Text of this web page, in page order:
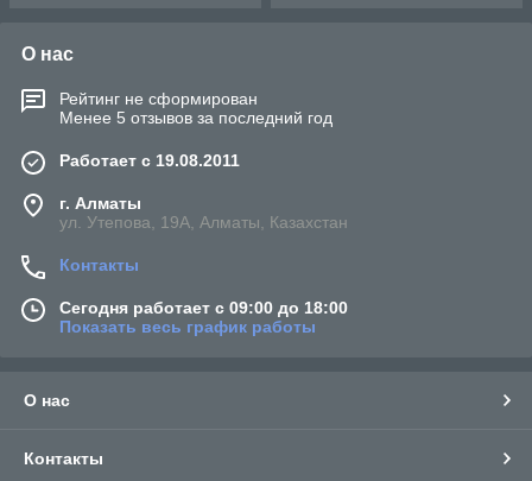
О нас
Рейтинг не сформирован
Менее 5 отзывов за последний год
Работает с 19.08.2011
г. Алматы
ул. Утепова, 19А, Алматы, Казахстан
Контакты
Сегодня работает с 09:00 до 18:00
Показать весь график работы
О нас
Контакты